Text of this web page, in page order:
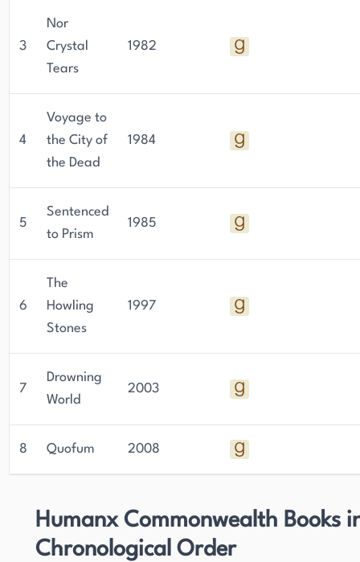
3
Nor
Crystal
Tears
1982
4
Voyage to
the City of
the Dead
1984
5
Sentenced
to Prism
1985
6
The
Howling
Stones
1997
7
Drowning
World
2003
8 Quofum 2008
Humanx Commonwealth Books
Chronological Order